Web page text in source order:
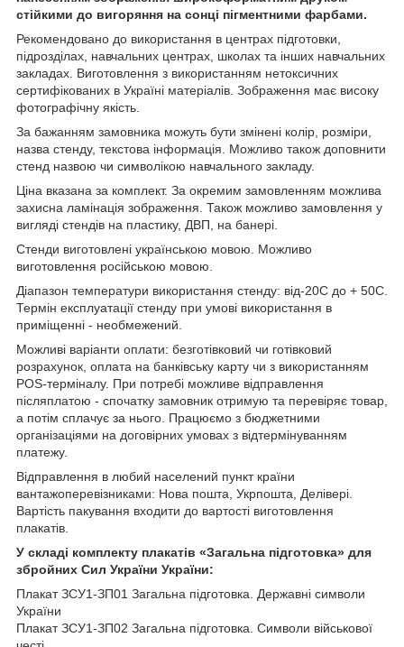
стійкими до вигоряння на сонці пігментними фарбами.
Рекомендовано до використання в центрах підготовки,
підрозділах, навчальних центрах, школах та інших навчальних
закладах. Виготовлення з використанням нетоксичних
сертифікованих в Україні матеріалів. Зображення має високу
фотографічну якість.
За бажанням замовника можуть бути змінені колір, розміри,
назва стенду, текстова інформація. Можливо також доповнити
стенд назвою чи символікою навчального закладу.
Ціна вказана за комплект. За окремим замовленням можлива
захисна ламінація зображення. Також можливо замовлення у
вигляді стендів на пластику, ДВП, на банері.
Стенди виготовлені українською мовою. Можливо
виготовлення російською мовою.
Діапазон температури використання стенду: від-20С до + 50С.
Термін експлуатації стенду при умові використання в
приміщенні - необмежений.
Можливі варіанти оплати: безготівковий чи готівковий
розрахунок, оплата на банківську карту чи з використанням
POS-терміналу. При потребі можливе відправлення
післяплатою - спочатку замовник отримую та перевіряє товар,
а потім сплачує за нього. Працюємо з бюджетними
організаціями на договірних умовах з відтермінуванням
платежу.
Відправлення в любий населений пункт країни
вантажоперевізниками: Нова пошта, Укрпошта, Делівері.
Вартість пакування входити до вартості виготовлення
плакатів.
У складі комплекту плакатів «Загальна підготовка» для
збройних Сил України України:
Плакат ЗСУ1-ЗП01 Загальна підготовка. Державні символи
України
Плакат ЗСУ1-ЗП02 Загальна підготовка. Символи військової